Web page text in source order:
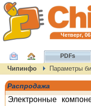
Четверг,
PDFs
Чипинфо Параметры
Распродажа
Электронные